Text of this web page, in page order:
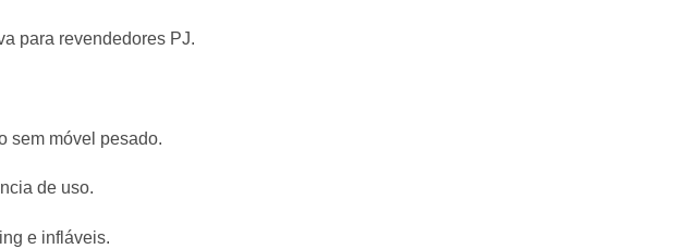
para revendedores PJ.
sem móvel pesado.
de uso.
e infláveis.